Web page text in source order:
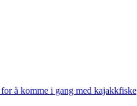
å komme i gang med kajakkfiske